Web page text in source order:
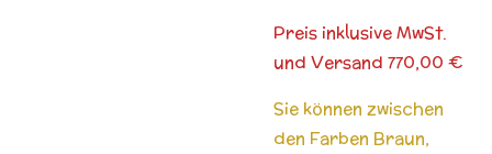
Preis inklusive MwSt.
und Versand 770,00 €
Sie können zwischen
den Farben Braun,